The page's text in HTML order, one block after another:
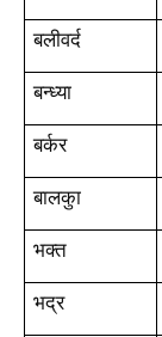
बलीवर्द
बन्ध्या
बर्कर
बालकुा
भक्त
भद्र